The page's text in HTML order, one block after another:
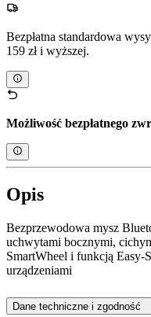
Bezpłatna standardowa
159 zł i wyższej.
Możliwość bezpłatnego
Opis
Bezprzewodowa mysz
uchwytami bocznymi,
SmartWheel i funkcją Easy-
urządzeniami
Dane techniczne i zgodność